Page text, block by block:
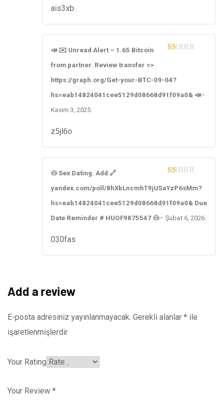
ais3xb
of
5
📣 ✉️ Unread Alert – 1.65 Bitcoin
from partner. Review transfer =>
https://graph.org/Get-your-BTC-09-04?
hs=eab14824041cee5129d08668d91f09a0& 📣–
Kasım 3, 2025:
z5jl6o
ou
of
5
🐽 Sex Dating. Add 🔗
yandex.com/poll/8hXbLncmhT9jUSaYzP6sMm?
hs=eab14824041cee5129d08668d91f09a0& Due
Date Reminder # HUOF9875547 🐽– Şubat 6, 2026:
030fas
Add a review
E-posta adresiniz yayınlanmayacak. Gerekli alanlar * ile
işaretlenmişlerdir
Your Rating
Your Review *